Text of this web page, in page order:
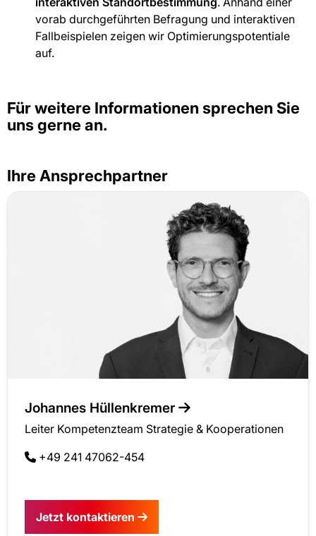
vorab durchgeführten Befragung und interaktiven
Fallbeispielen zeigen wir Optimierungspotentiale
auf.
Für weitere Informationen sprechen Sie
uns gerne an.
Ihre Ansprechpartner
Johannes Hüllenkremer
Leiter Kompetenzteam Strategie & Kooperationen
+49 241 47062-454
Jetzt kontaktieren